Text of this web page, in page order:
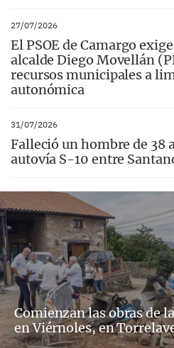
27/07/2026
El PSOE de Camargo
alcalde Diego Movellán
recursos municipales a
autonómica
31/07/2026
Falleció un hombre de 38
autovía S-10 entre
Comienzan las obras de
en Viérnoles, en